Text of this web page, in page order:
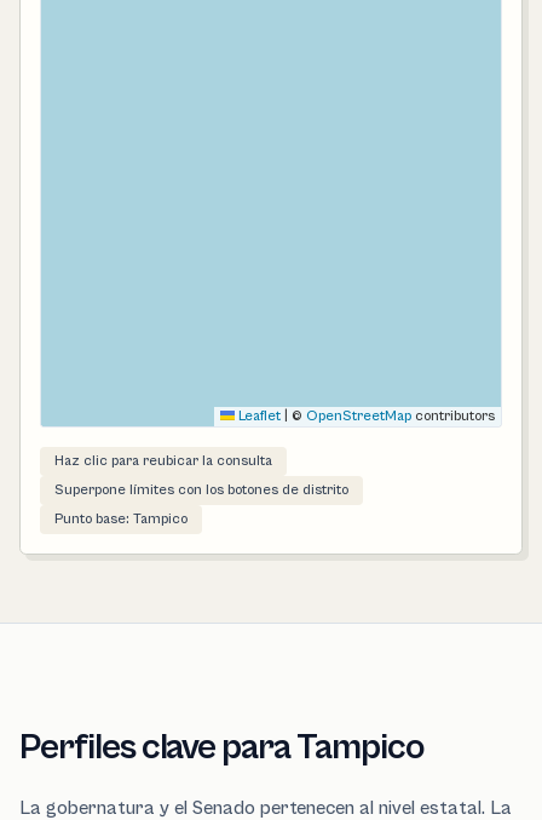
Leaflet © OpenStreetMap contributors
Haz clic para reubicar la consulta
Superpone límites con los botones de distrito
Punto base: Tampico
Perfiles clave para Tampico
La gobernatura y el Senado pertenecen al nivel estatal. La